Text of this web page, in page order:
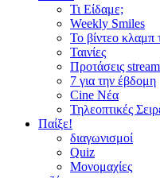
Τι Είδαμε;
Weekly Smiles
Το βίντεο
Ταινίες
Προτάσεις
7 για την έβδομη
Cine Νέα
Τηλεοπτικές
Παίξε!
διαγωνισμοί
Quiz
Μονομαχίες